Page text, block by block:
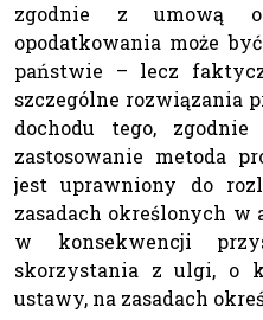
zgodnie z umową o
opodatkowania może
państwie – lecz
szczególne rozwiązania
dochodu tego,
zastosowanie metoda
jest uprawniony do
zasadach określonych w
w konsekwencji
skorzystania z ulgi, o
ustawy, na zasadach